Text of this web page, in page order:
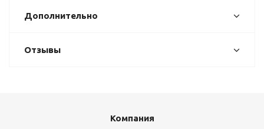
Дополнительно
Отзывы
Компания